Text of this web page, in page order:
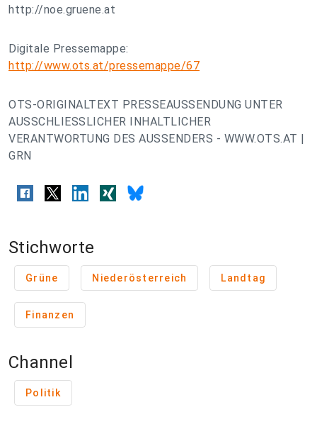
http://noe.gruene.at
Digitale Pressemappe:
http://www.ots.at/pressemappe/67
OTS-ORIGINALTEXT PRESSEAUSSENDUNG UNTER
AUSSCHLIESSLICHER INHALTLICHER
VERANTWORTUNG DES AUSSENDERS - WWW.OTS.AT |
GRN
Stichworte
Grüne Niederösterreich Landtag
Finanzen
Channel
Politik